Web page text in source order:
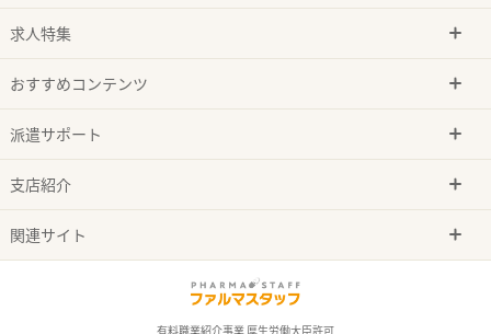
求人特集
おすすめコンテンツ
派遣サポート
支店紹介
関連サイト
有料職業紹介事業 厚生労働大臣許可